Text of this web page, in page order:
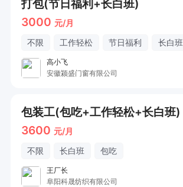
打包(节日福利+长白班)
3000 元/月
不限 工作轻松 节日福利 长白班
高小飞
安徽颍盛门窗有限公司
包装工(包吃+工作轻松+长白班)
3600 元/月
不限 长白班 包吃
王厂长
阜阳科晟纺织有限公司